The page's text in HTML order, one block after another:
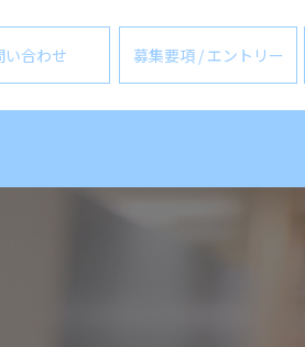
い合わせ 募集要項 / エントリー